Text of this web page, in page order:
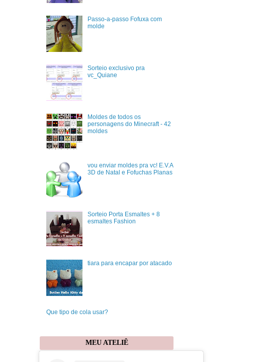
Passo-a-passo Fofuxa com
molde
Sorteio exclusivo pra
vc_Quiane
Moldes de todos os
personagens do Minecraft - 42
moldes
vou enviar moldes pra vc! E.V.A
3D de Natal e Fofuchas Planas
Sorteio Porta Esmaltes + 8
esmaltes Fashion
tiara para encapar por atacado
Que tipo de cola usar?
MEU ATELIÊ